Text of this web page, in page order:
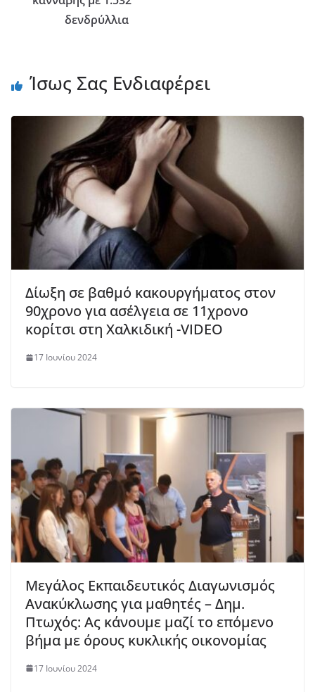
δενδρύλλια
Ίσως Σας Ενδιαφέρει
Δίωξη σε βαθμό κακουργήματος στον
90χρονο για ασέλγεια σε 11χρονο
κορίτσι στη Χαλκιδική -VIDEO
17 Ιουνίου 2024
Μεγάλος Εκπαιδευτικός Διαγωνισμός
Ανακύκλωσης για μαθητές – Δημ.
Πτωχός: Ας κάνουμε μαζί το επόμενο
βήμα με όρους κυκλικής οικονομίας
17 Ιουνίου 2024